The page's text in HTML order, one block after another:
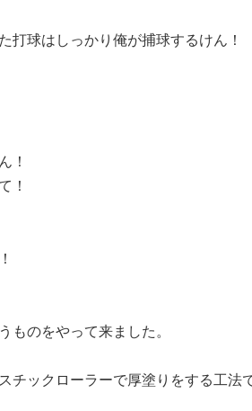
打球はしっかり俺が捕球するけん！
！
！
ものをやって来ました。
チックローラーで厚塗りをする工法